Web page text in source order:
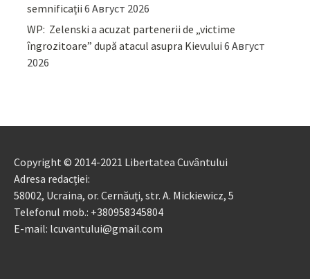
semnificații 6 Август 2026
WP: Zelenski a acuzat partenerii de „victime
îngrozitoare” după atacul asupra Kievului 6 Август
2026
Copyright © 2014-2021 Libertatea Cuvântului
Adresa redacției:
58002, Ucraina, or. Cernăuți, str. A. Mickiewicz, 5
Telefonul mob.: +380958345804
E-mail: lcuvantului@gmail.com